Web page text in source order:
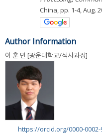
China, pp. 1-4, Aug.
Author Information
이 훈 민 [광운대학교/석사과정]
https://orcid.org/0000-0002-